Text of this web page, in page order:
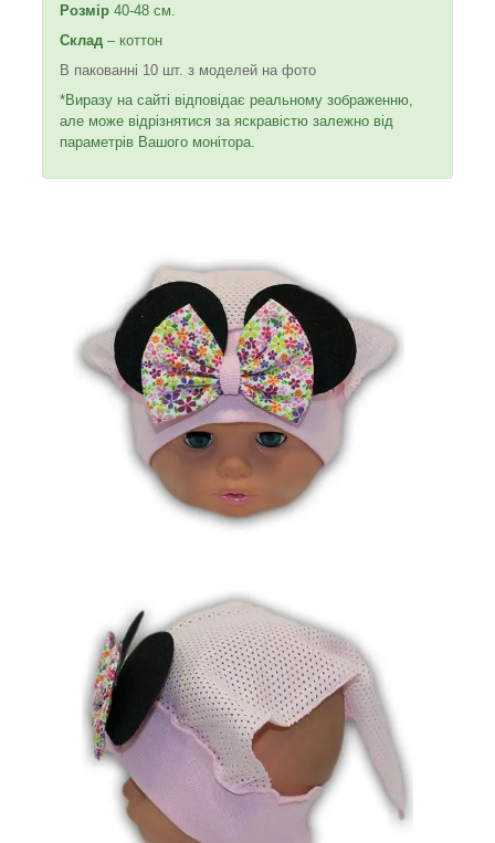
Розмір 40-48 см.
Склад – коттон
В пакованні 10 шт. з моделей на фото
*Виразу на сайті відповідає реальному зображенню,
але може відрізнятися за яскравістю залежно від
параметрів Вашого монітора.